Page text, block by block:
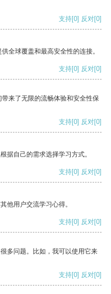
支持[0] 反对[0]
全球覆盖和最高安全性的连接。
支持[0] 反对[0]
来了无限的流畅体验和安全性保
支持[0] 反对[0]
据自己的需求选择学习方式。
支持[0] 反对[0]
他用户交流学习心得。
支持[0] 反对[0]
多问题。比如，我可以使用它来
支持[0] 反对[0]